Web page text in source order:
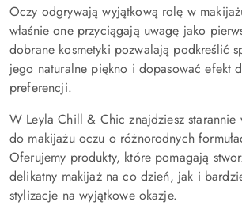
Oczy odgrywają wyjątkową rolę w
właśnie one przyciągają uwagę jako
dobrane kosmetyki pozwalają podkreślić
jego naturalne piękno i dopasować efekt
preferencji.
W Leyla Chill & Chic znajdziesz starannie
do makijażu oczu o różnorodnych
Oferujemy produkty, które pomagają
delikatny makijaż na co dzień, jak i
stylizacje na wyjątkowe okazje.